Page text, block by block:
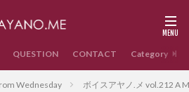
QUESTION CONTACT Category
Wednesday ボイスアヤノ.メ vol.212 A